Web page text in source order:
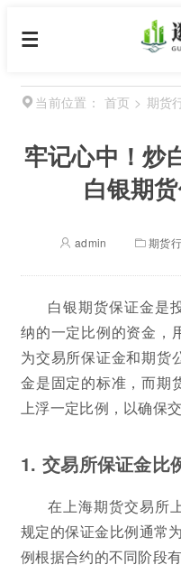
当前位置： 首页 > 期货
牢记心中！炒
白银期
admin 期货
白银期货保证金是
纳的一定比例的资金，
为交易所保证金和期货
金是固定的标准，而期
上浮一定比例，以确保
1. 交易所保证金比
在上海期货交易所
规定的保证金比例通常
例根据合约的不同阶段